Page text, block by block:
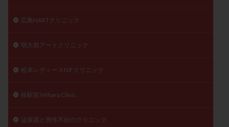
広島HARTクリニック
明大前アートクリニック
松本レディースIVFクリニック
桂駅前 Mihara Clinic
泌尿器と男性不妊のクリニック